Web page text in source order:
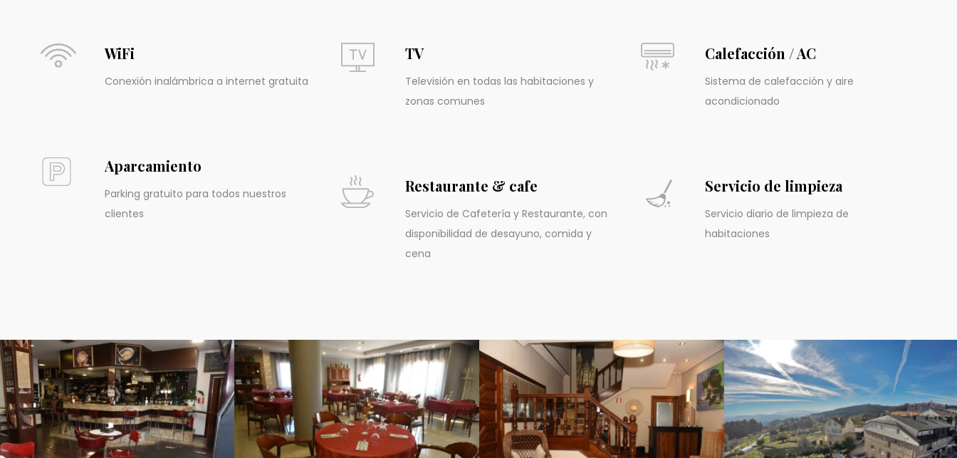
WiFi
Conexión inalámbrica a internet gratuita
Aparcamiento
Parking gratuito para todos nuestros
clientes
TV
Televisión en todas las habitaciones y
zonas comunes
Restaurante & cafe
Servicio de Cafetería y Restaurante, con
disponibilidad de desayuno, comida y
cena
Calefacción / AC
Sistema de calefacción y aire
acondicionado
Servicio de limpieza
Servicio diario de limpieza de
habitaciones